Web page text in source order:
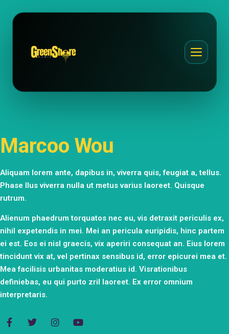
Marcoo Wou
Aliquam lorem ante, dapibus in, viverra quis, feugiat a, tellus.
Phase llus viverra nulla ut metus varius laoreet. Quisque
rutrum.
Alienum phaedrum torquatos nec eu, vis detraxit periculis ex,
nihil expetendis in mei. Mei an pericula euripidis, hinc partem
ei est. Eos ei nisl graecis, vix aperiri consequat an. Eius lorem
tincidunt vix at, vel pertinax sensibus id, error epicurei mea et.
Mea facilisis urbanitas moderatius id. Visrationibus
definiebas, eu qui purto zril laoreet. Ex error omnium
interpretaris.